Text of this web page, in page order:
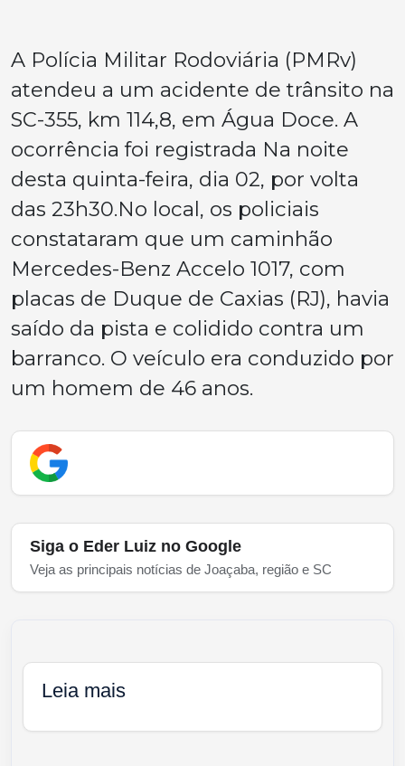
A Polícia Militar Rodoviária (PMRv)
atendeu a um acidente de trânsito na
SC-355, km 114,8, em Água Doce. A
ocorrência foi registrada Na noite
desta quinta-feira, dia 02, por volta
das 23h30.No local, os policiais
constataram que um caminhão
Mercedes-Benz Accelo 1017, com
placas de Duque de Caxias (RJ), havia
saído da pista e colidido contra um
barranco. O veículo era conduzido por
um homem de 46 anos.
Siga o Eder Luiz no Google
Veja as principais notícias de Joaçaba, região e SC
Leia mais